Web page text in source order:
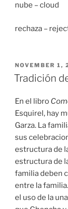
nube – cloud
rechaza –
POSTED
ON
NOVEMBER 1,
Tradición
En el libro
Esquirel, hay
Garza. La
sus
estructura de
estructura de
familia deben
entre la
el uso de la